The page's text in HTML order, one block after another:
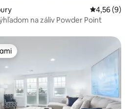
Priemerné
4,56 (9)
na záliv Powder Point